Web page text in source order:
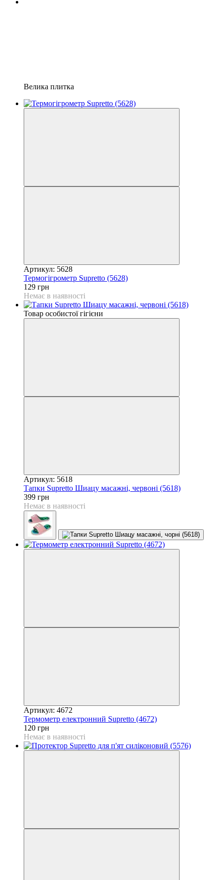
Велика плитка
Артикул: 5628
Термогігрометр Supretto (5628)
129 грн
Немає в наявності
Товар особистої гігієни
Артикул: 5618
Тапки Supretto Шиацу масажні, червоні (5618)
399 грн
Немає в наявності
Артикул: 4672
Термометр електронний Supretto (4672)
120 грн
Немає в наявності